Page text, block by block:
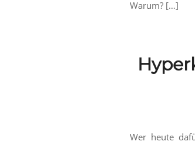
Warum? […]
Wer heute